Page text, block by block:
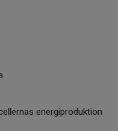
energiproduktion